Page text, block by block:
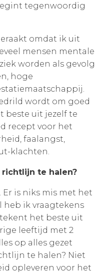
tegenwoordig
omdat ik uit
mensen mentale
worden als gevolg
hoge
wordt om goed
beste uit jezelf te
recept voor het
faalangst,
klachten.
te halen?
is niks mis met het
heb ik vraagtekens
het beste uit
leeftijd met 2
op alles gezet
te halen? Niet
opleveren voor het